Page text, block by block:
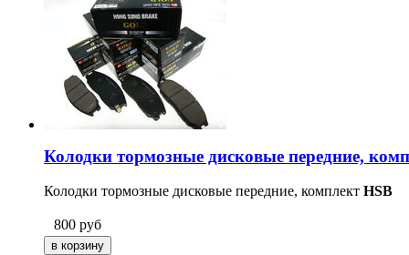
Колодки тормозные дисковые передние,
Колодки тормозные дисковые передние, комплект HSB
800 руб